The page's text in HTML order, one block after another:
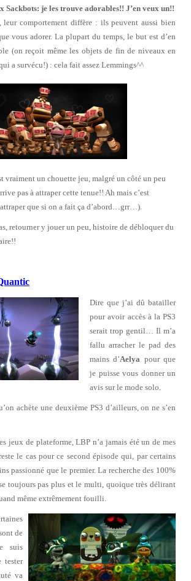
Sackbots: je les trouve adorables!! J’en veux un!!
leur comportement diffère : ils peuvent aussi bien
vous adorer. La plupart du temps, le but est d’en
(on reçoit même les objets de fin de niveaux en
a survécu!) : cela fait assez Lemmings^^
vraiment un chouette jeu, malgré un côté un peu
pas à attraper cette tenue!! Ah mais c’est
que si on a fait ça d’abord…grr…).
retourner y jouer un peu, histoire de débloquer du
Dire que j’ai dû batailler
pour avoir accès à la PS3
serait trop gentil… Il m’a
fallu arracher le pad des
mains d’Aelya pour que
je puisse vous donner un
avis sur le mode solo.
achète une deuxième PS3 d’ailleurs, on ne s’en
jeux de plateforme, LBP n’a jamais été un de mes
le cas pour ce second épisode qui, par certains
passionné que le premier. La recherche des 100%
toujours pas plus et le multi, quoique très délirant
même extrêmement fouilli.
de
suis
tester
va